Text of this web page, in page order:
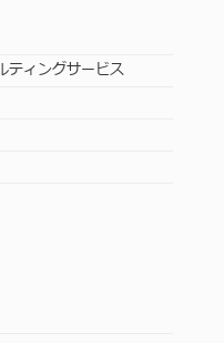
ティングサービス